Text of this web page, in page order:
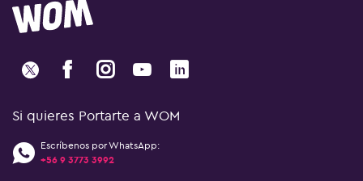
Si quieres Portarte a WOM
Escríbenos por WhatsApp:
+56 9 3773 3992